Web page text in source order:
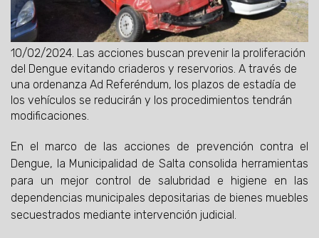
10/02/2024. Las acciones buscan prevenir la proliferación
del Dengue evitando criaderos y reservorios. A través de
una ordenanza Ad Referéndum, los plazos de estadía de
los vehículos se reducirán y los procedimientos tendrán
modificaciones.
En el marco de las acciones de prevención contra el
Dengue, la Municipalidad de Salta consolida herramientas
para un mejor control de salubridad e higiene en las
dependencias municipales depositarias de bienes muebles
secuestrados mediante intervención judicial.